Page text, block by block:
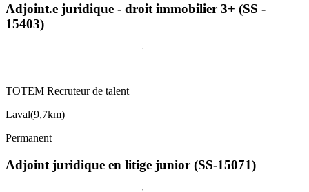
Adjoint.e juridique - droit immobilier 3+ (SS -
15403)
TOTEM Recruteur de talent
Laval(9,7km)
Permanent
Adjoint juridique en litige junior (SS-15071)